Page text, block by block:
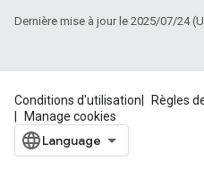
Dernière mise à jour le 2025/07/24
Conditions d'utilisation
Règles
Manage cookies